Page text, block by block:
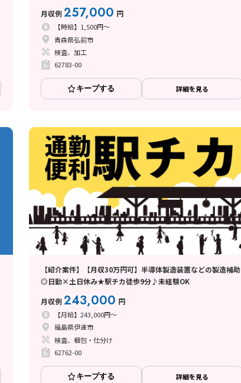
月収例257,000 円
【時給】1,500円～
青森県弘前市
検査、加工
62783-00
キープする 詳細を見る
【紹介案件】【月収30万円可】半導体製造装置などの製造補助
◎日勤×土日休み★駅チカ徒歩9分♪未経験OK
月収例243,000 円
【月給】243,000円～
福島県伊達市
検査、梱包・仕分け
62762-00
キープする 詳細を見る